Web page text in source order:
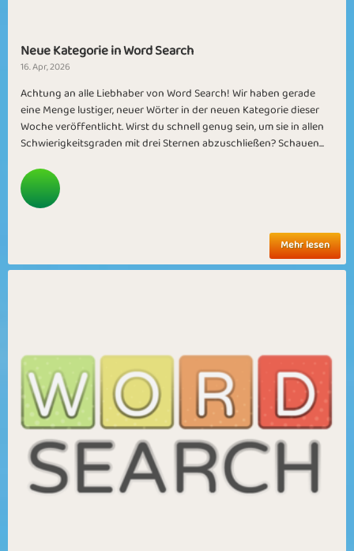
Neue Kategorie in Word Search
16. Apr, 2026
Achtung an alle Liebhaber von Word Search! Wir haben gerade
eine Menge lustiger, neuer Wörter in der neuen Kategorie dieser
Woche veröffentlicht. Wirst du schnell genug sein, um sie in allen
Schwierigkeitsgraden mit drei Sternen abzuschließen? Schauen...
Mehr lesen